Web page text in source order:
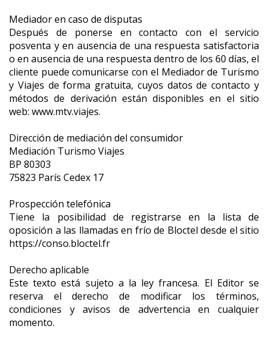
Mediador en caso de disputas
Después de ponerse en contacto con el servicio
posventa y en ausencia de una respuesta satisfactoria
o en ausencia de una respuesta dentro de los 60 días, el
cliente puede comunicarse con el Mediador de Turismo
y Viajes de forma gratuita, cuyos datos de contacto y
métodos de derivación están disponibles en el sitio
web: www.mtv.viajes.
Dirección de mediación del consumidor
Mediación Turismo Viajes
BP 80303
75823 París Cedex 17
Prospección telefónica
Tiene la posibilidad de registrarse en la lista de
oposición a las llamadas en frío de Bloctel desde el sitio
https://conso.bloctel.fr
Derecho aplicable
Este texto está sujeto a la ley francesa. El Editor se
reserva el derecho de modificar los términos,
condiciones y avisos de advertencia en cualquier
momento.